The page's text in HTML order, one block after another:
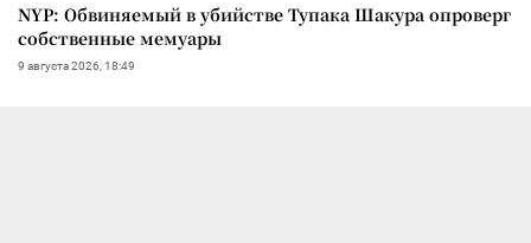
NYP: Обвиняемый в убийстве Тупака Шакура опроверг
собственные мемуары
9 августа 2026, 18:49